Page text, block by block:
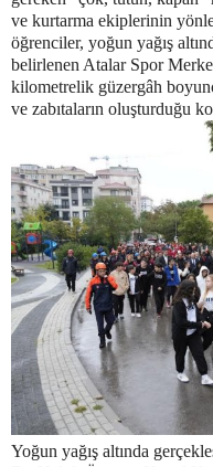
ve kurtarma ekiplerinin
öğrenciler, yoğun yağış
belirlenen Atalar Spor
kilometrelik güzergâh
ve zabıtaların oluşturduğu
Yoğun yağış altında